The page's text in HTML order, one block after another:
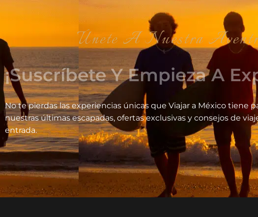
Únete A Nuestra Aventrura
¡Suscríbete Y Empieza A
No te pierdas las experiencias únicas que Viajar a México tiene
nuestras últimas escapadas, ofertas exclusivas y consejos de
entrada.